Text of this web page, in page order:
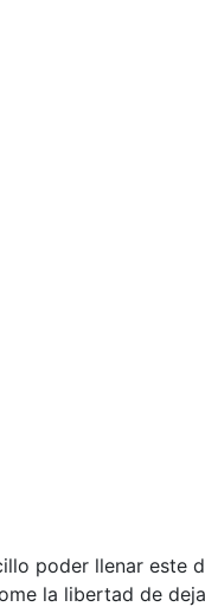
poder llenar este
la libertad de